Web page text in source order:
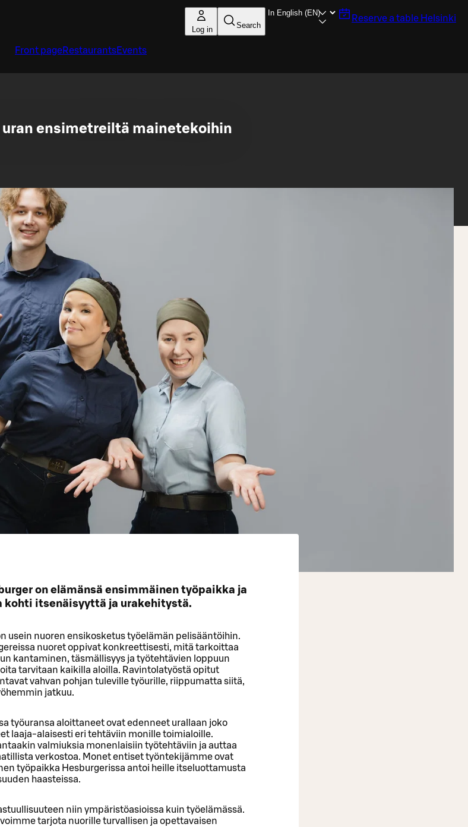
Log in Search
Reserve a table Helsinki
Front pageRestaurantsEvents
ensimetreiltä mainetekoihin
on elämänsä ensimmäinen työpaikka ja
kohti itsenäisyyttä ja urakehitystä.
usein nuoren ensikosketus työelämän pelisääntöihin.
nuoret oppivat konkreettisesti, mitä tarkoittaa
kantaminen, täsmällisyys ja työtehtävien loppuun
tarvitaan kaikilla aloilla. Ravintolatyöstä opitut
vahvan pohjan tuleville työurille, riippumatta siitä,
jatkuu.
työuransa aloittaneet ovat edenneet urallaan joko
laaja-alaisesti eri tehtäviin monille toimialoille.
valmiuksia monenlaisiin työtehtäviin ja auttaa
verkostoa. Monet entiset työntekijämme ovat
työpaikka Hesburgerissa antoi heille itseluottamusta
haasteissa.
niin ympäristöasioissa kuin työelämässä.
tarjota nuorille turvallisen ja opettavaisen